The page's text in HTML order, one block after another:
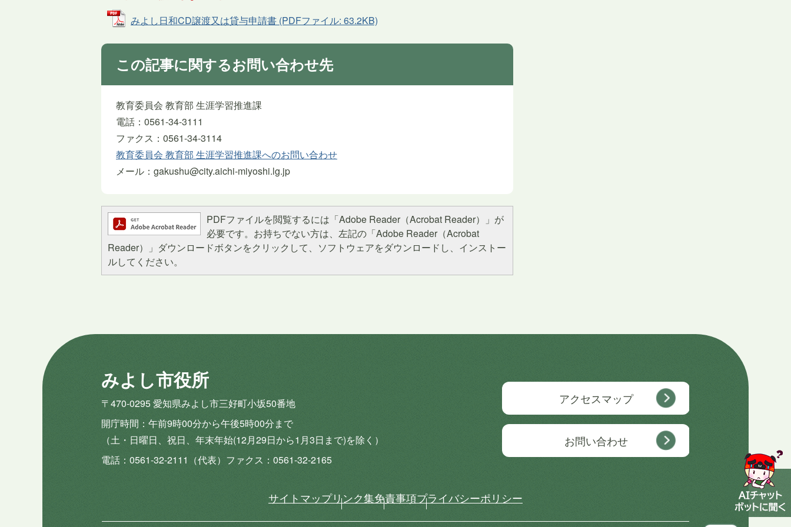
みよし日和CD譲渡又は貸与申請書 (PDFファイル: 63.2KB)
この記事に関するお問い合わせ先
教育委員会 教育部 生涯学習推進課
電話：0561-34-3111
ファクス：0561-34-3114
教育委員会 教育部 生涯学習推進課へのお問い合わせ
メール：gakushu@city.aichi-miyoshi.lg.jp
PDFファイルを閲覧するには「Adobe Reader（Acrobat Reader）」が
必要です。お持ちでない方は、左記の「Adobe Reader（Acrobat
Reader）」ダウンロードボタンをクリックして、ソフトウェアをダウンロードし、インストー
ルしてください。
みよし市役所
〒470-0295 愛知県みよし市三好町小坂50番地
開庁時間
午前9時00分から午後5時00分まで
（土・日曜日、祝日、年末年始(12月29日から1月3日まで)を除く）
電話
0561-32-2111（代表） ファクス 0561-32-2165
アクセスマップ
お問い合わせ
サイトマップリンク集免責事項プライバシーポリシー